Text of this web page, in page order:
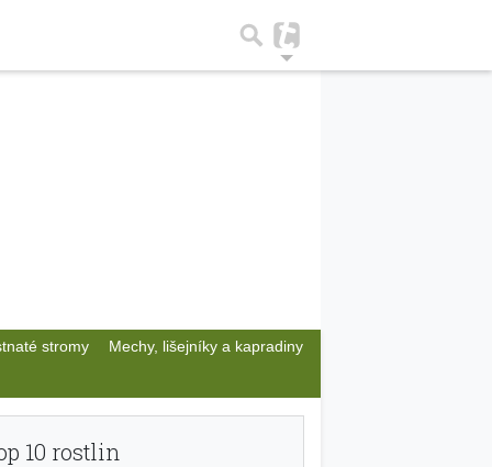
stromy Mechy, lišejníky a kapradiny
10 rostlin